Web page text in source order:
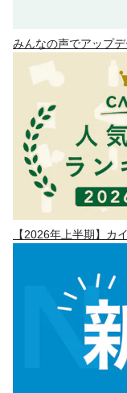
みんなの声でアップ
【2026年上半期】カ